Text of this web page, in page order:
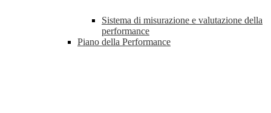
Sistema di misurazione e valutazione della
performance
Piano della Performance